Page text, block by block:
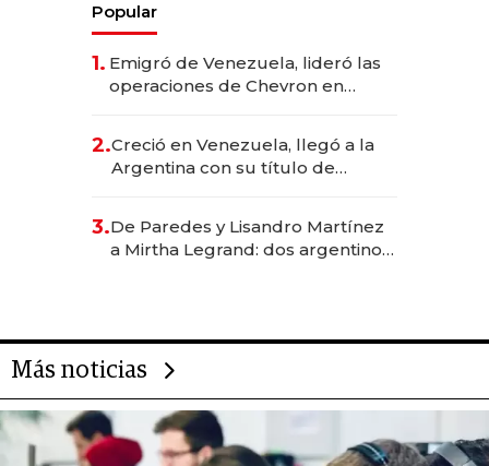
Popular
1. Emigró de Venezuela, lideró las
operaciones de Chevron en
2.Creció en Venezuela, llegó a la
Argentina con su título de
las marcas "fast premium"
3.De Paredes y Lisandro Martínez
a Mirtha Legrand: dos argentinos
Más noticias